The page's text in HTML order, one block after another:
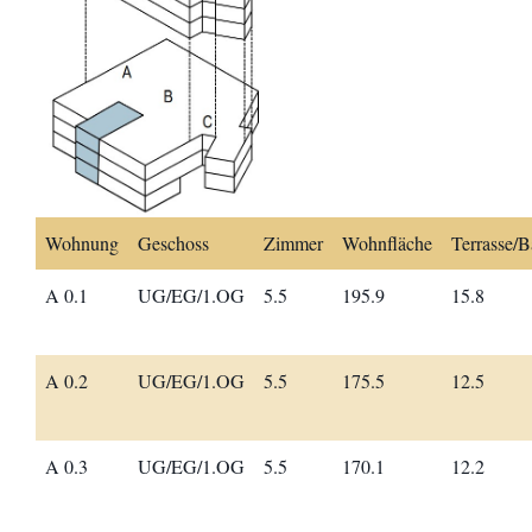
Wohnung Geschoss Zimmer Wohnfläche Terrasse/
A 0.1 UG/EG/1.OG 5.5 195.9 15.8
A 0.2 UG/EG/1.OG 5.5 175.5 12.5
A 0.3 UG/EG/1.OG 5.5 170.1 12.2